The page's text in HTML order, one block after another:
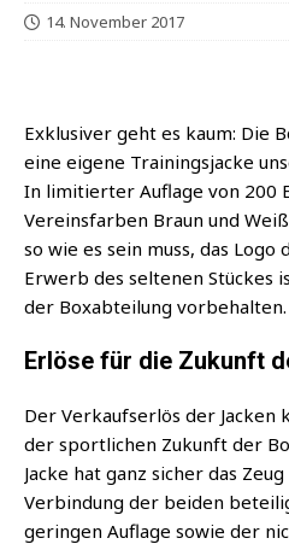
14. November 2017
Exklu­si­ver geht es kaum: Die
eine eige­ne Trai­nings­ja­cke
In limi­tier­ter Auf­la­ge von 200
Ver­eins­far­ben Braun und
so wie es sein muss, das
Erwerb des sel­te­nen Stü­ckes
der Box­ab­tei­lung vorbehalten.
Erlöse für die Zukunft
Der Ver­kaufs­er­lös der
der sport­li­chen Zukunft der
Jacke hat ganz sicher das
Ver­bin­dung der bei­den
gerin­gen Auf­la­ge sowie der